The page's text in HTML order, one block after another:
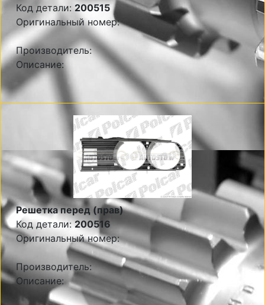
Код детали: 200515
Оригинальный номер:
Производитель:
Описание:
Решетка перед (прав)
Код детали:200516
Оригинальный номер:
Производитель:
Описание: